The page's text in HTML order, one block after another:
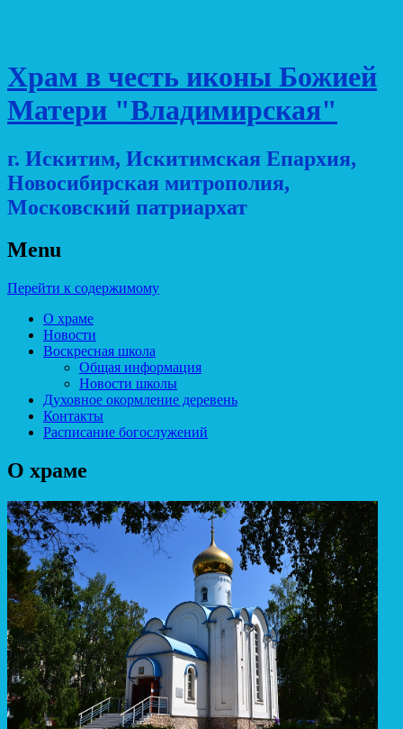
Храм в честь иконы Божией
Матери "Владимирская"
г. Искитим, Искитимская Епархия,
Новосибирская митрополия,
Московский патриархат
Menu
Перейти к содержимому
О храме
Новости
Воскресная школа
Общая информация
Новости школы
Духовное окормление деревень
Контакты
Расписание богослужений
О храме